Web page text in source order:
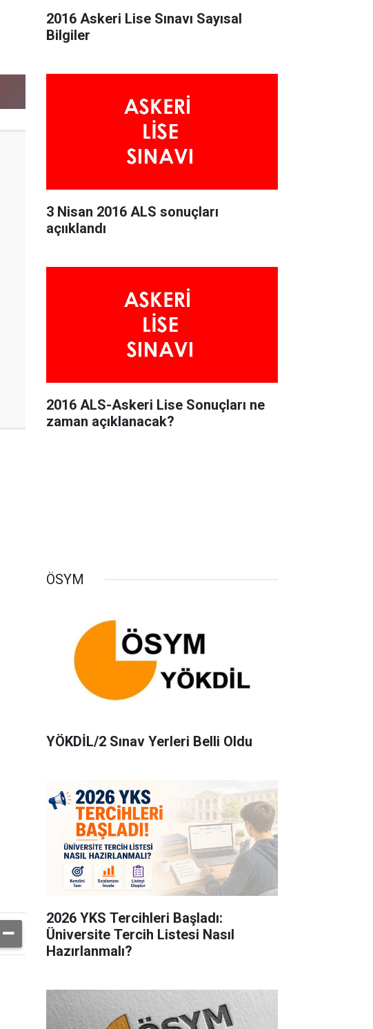
2016 Askeri Lise Sınavı Sayısal
Bilgiler
3 Nisan 2016 ALS sonuçları
açııklandı
2016 ALS-Askeri Lise Sonuçları ne
zaman açıklanacak?
ÖSYM
YÖKDİL/2 Sınav Yerleri Belli Oldu
2026 YKS Tercihleri Başladı:
Üniversite Tercih Listesi Nasıl
Hazırlanmalı?